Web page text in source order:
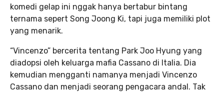
komedi gelap ini nggak hanya bertabur bintang
ternama sepert Song Joong Ki, tapi juga memiliki plot
yang menarik.
“Vincenzo” bercerita tentang Park Joo Hyung yang
diadopsi oleh keluarga mafia Cassano di Italia. Dia
kemudian mengganti namanya menjadi Vincenzo
Cassano dan menjadi seorang pengacara andal. Tak